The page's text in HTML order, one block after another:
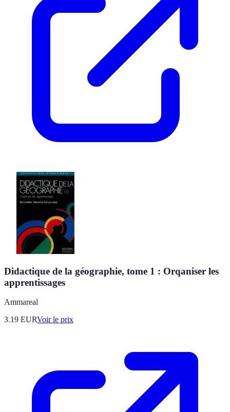
Didactique de la géographie, tome 1 : Orqaniser les
apprentissages
Ammareal
3.19 EURVoir le prix